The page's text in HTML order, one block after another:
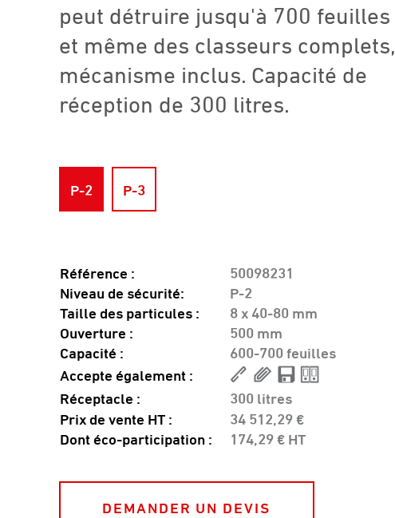
peut détruire jusqu'à 700 feuilles
et même des classeurs complets,
mécanisme inclus. Capacité de
réception de 300 litres.
P-2 P-3
Référence :
50098231
Niveau de sécurité:
P-2
Taille des particules :
8 x 40-80 mm
Ouverture :
500 mm
Capacité :
600-700 feuilles
Accepte également :
Réceptacle :
300 litres
Prix de vente HT :
34 512,29 €
Dont éco-participation :
174,29 € HT
DEMANDER UN DEVIS